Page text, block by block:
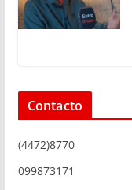
Contacto
(4472)8770
099873171